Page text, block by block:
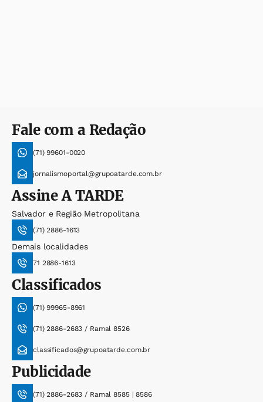
Fale com a Redação
(71) 99601-0020
jornalismoportal@grupoatarde.com.br
AssineA TARDE
Salvador e Região Metropolitana
(71) 2886-1613
Demais localidades
71 2886-1613
Classificados
(71) 99965-8961
(71) 2886-2683 / Ramal 8526
classificados@grupoatarde.com.br
Publicidade
(71) 2886-2683 / Ramal 8585 | 8586